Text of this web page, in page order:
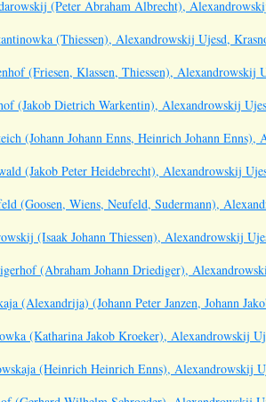
(Peter Abraham Albrecht),
(Thiessen), Alexandrowskij Ujesd,
(Friesen, Klassen, Thiessen), Alexandrowskij
(Jakob Dietrich Warkentin), Alexandrowskij
(Johann Johann Enns, Heinrich Johann
(Jakob Peter Heidebrecht), Alexandrowskij
(Goosen, Wiens, Neufeld, Sudermann),
(Isaak Johann Thiessen), Alexandrowskij
(Abraham Johann Driediger),
(Alexandrija) (Johann Peter Janzen, Johann
(Katharina Jakob Kroeker), Alexandrowskij
(Heinrich Heinrich Enns), Alexandrowskij